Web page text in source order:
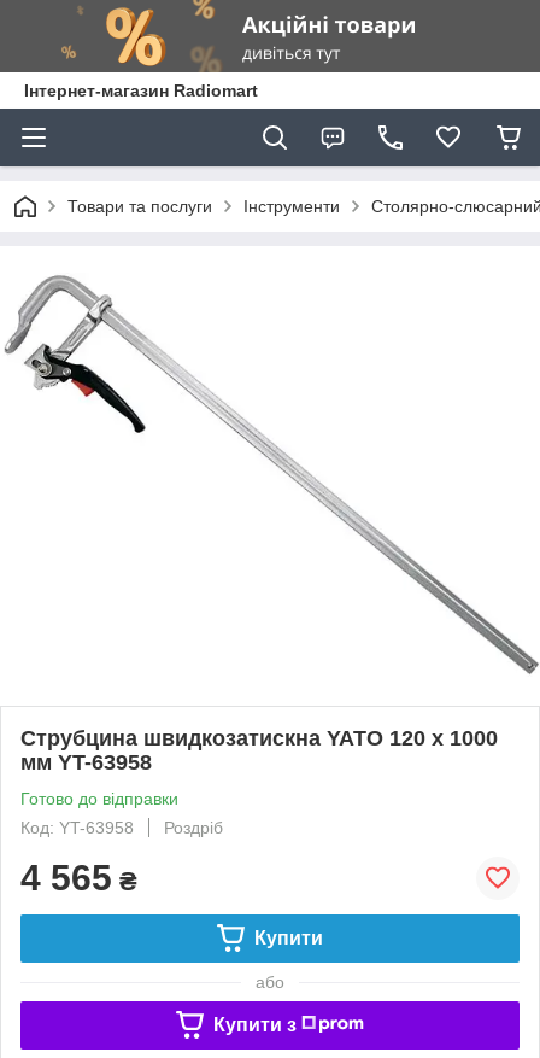
Інтернет-магазин Radiomart
Товари та послуги Інструменти Столярно-
Струбцина швидкозатискна YATO 120 x 1000
мм YT-63958
Готово до відправки
Код: YT-63958
Роздріб
4 565 ₴
Купити
або
Купити з